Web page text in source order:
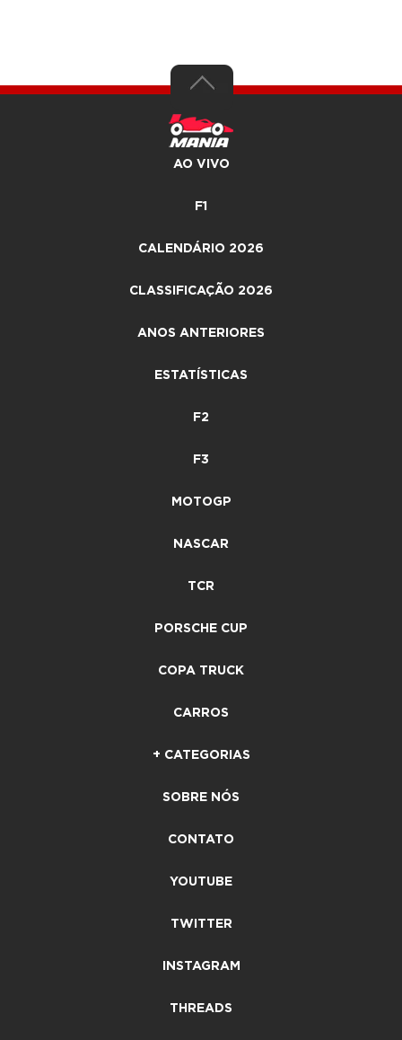
AO VIVO
F1
CALENDÁRIO 2026
CLASSIFICAÇÃO 2026
ANOS ANTERIORES
ESTATÍSTICAS
F2
F3
MOTOGP
NASCAR
TCR
PORSCHE CUP
COPA TRUCK
CARROS
+ CATEGORIAS
SOBRE NÓS
CONTATO
YOUTUBE
TWITTER
INSTAGRAM
THREADS